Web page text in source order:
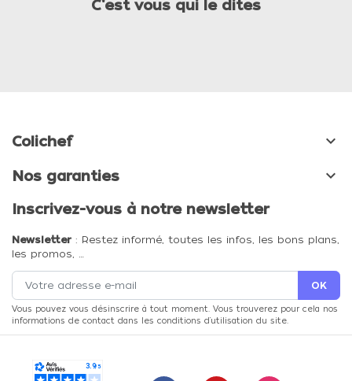
C'est vous qui le dites
Colichef 
Nos garanties 
Inscrivez-vous à notre newsletter
Newsletter : Restez informé, toutes les infos, les bons plans,
les promos, …
Vous pouvez vous désinscrire à tout moment. Vous trouverez pour cela nos
informations de contact dans les conditions d'utilisation du site.